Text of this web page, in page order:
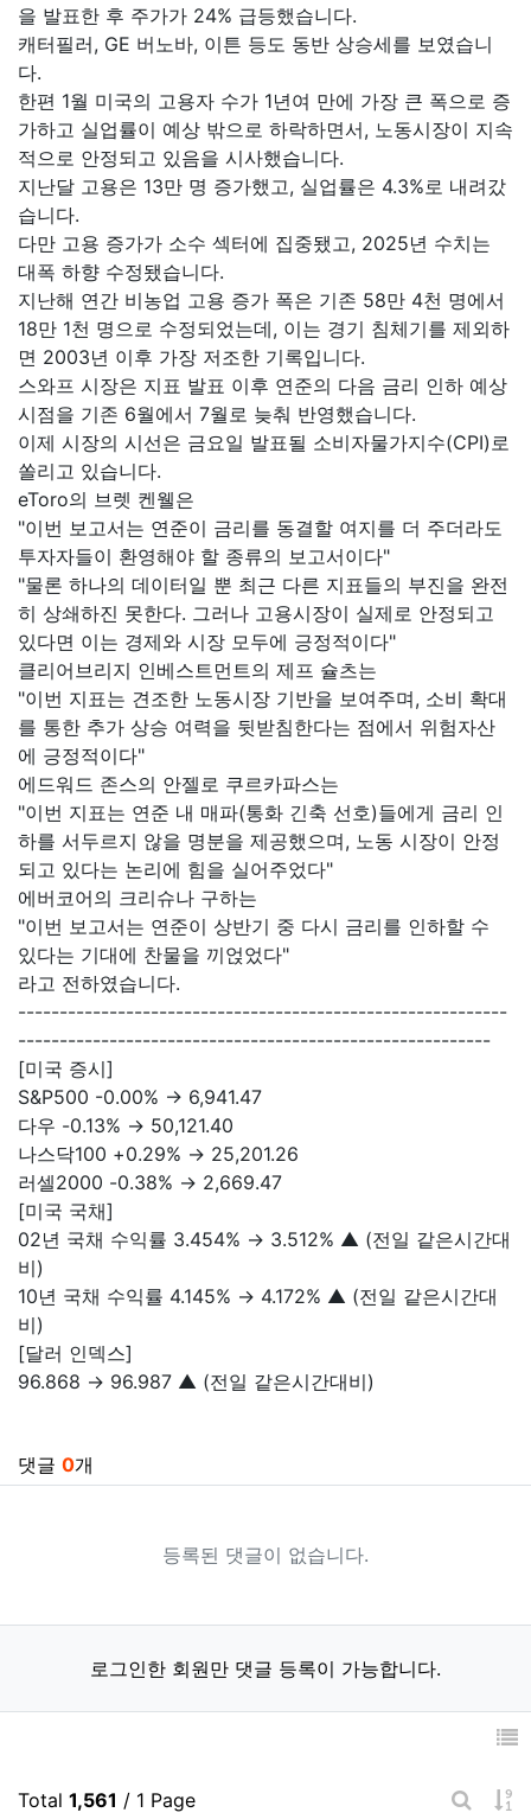
을 발표한 후 주가가 24% 급등했습니다.
캐터필러, GE 버노바, 이튼 등도 동반 상승세를 보였습니
다.
한편 1월 미국의 고용자 수가 1년여 만에 가장 큰 폭으로 증
가하고 실업률이 예상 밖으로 하락하면서, 노동시장이 지속
적으로 안정되고 있음을 시사했습니다.
지난달 고용은 13만 명 증가했고, 실업률은 4.3%로 내려갔
습니다.
다만 고용 증가가 소수 섹터에 집중됐고, 2025년 수치는
대폭 하향 수정됐습니다.
지난해 연간 비농업 고용 증가 폭은 기존 58만 4천 명에서
18만 1천 명으로 수정되었는데, 이는 경기 침체기를 제외하
면 2003년 이후 가장 저조한 기록입니다.
스와프 시장은 지표 발표 이후 연준의 다음 금리 인하 예상
시점을 기존 6월에서 7월로 늦춰 반영했습니다.
이제 시장의 시선은 금요일 발표될 소비자물가지수(CPI)로
쏠리고 있습니다.
eToro의 브렛 켄웰은
"이번 보고서는 연준이 금리를 동결할 여지를 더 주더라도
투자자들이 환영해야 할 종류의 보고서이다"
"물론 하나의 데이터일 뿐 최근 다른 지표들의 부진을 완전
히 상쇄하진 못한다. 그러나 고용시장이 실제로 안정되고
있다면 이는 경제와 시장 모두에 긍정적이다"
클리어브리지 인베스트먼트의 제프 슐츠는
"이번 지표는 견조한 노동시장 기반을 보여주며, 소비 확대
를 통한 추가 상승 여력을 뒷받침한다는 점에서 위험자산
에 긍정적이다"
에드워드 존스의 안젤로 쿠르카파스는
"이번 지표는 연준 내 매파(통화 긴축 선호)들에게 금리 인
하를 서두르지 않을 명분을 제공했으며, 노동 시장이 안정
되고 있다는 논리에 힘을 실어주었다"
에버코어의 크리슈나 구하는
"이번 보고서는 연준이 상반기 중 다시 금리를 인하할 수
있다는 기대에 찬물을 끼얹었다"
라고 전하였습니다.
-----------------------------------------------------------
---------------------------------------------------------
[미국 증시]
S&P500 -0.00% → 6,941.47
다우 -0.13% → 50,121.40
나스닥100 +0.29% → 25,201.26
러셀2000 -0.38% → 2,669.47
[미국 국채]
02년 국채 수익률 3.454% → 3.512% ▲ (전일 같은시간대
비)
10년 국채 수익률 4.145% → 4.172% ▲ (전일 같은시간대
비)
[달러 인덱스]
96.868 → 96.987 ▲ (전일 같은시간대비)
댓글 0개
등록된 댓글이 없습니다.
로그인한 회원만 댓글 등록이 가능합니다.
Total 1,561 / 1 Page